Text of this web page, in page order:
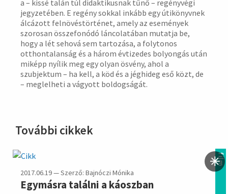
a – kissé talán túl didaktikusnak tűnő – regényvégi
jegyzetében. E regény sokkal inkább egy útikönyvnek
álcázott felnövéstörténet, amely az események
szorosan összefonódó láncolatában mutatja be,
hogy a lét sehová sem tartozása, a folytonos
otthontalanság és a három évtizedes bolyongás után
miképp nyílik meg egy olyan ösvény, ahol a
szubjektum – ha kell, a köd és a jéghideg eső közt, de
– meglelheti a vágyott boldogságát.
További cikkek
film
2017.06.19 — Szerző: Bajnóczi Mónika
Egymásra találni a káoszban